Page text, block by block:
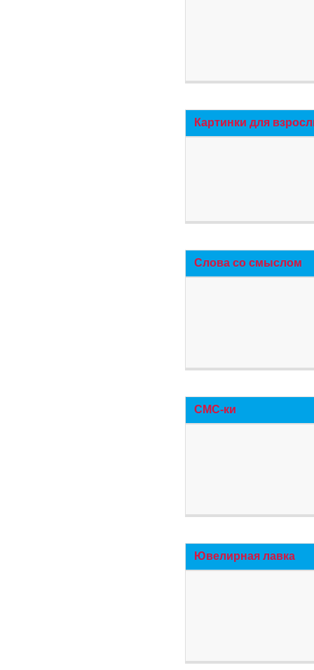
Картинки для
Слова со смыслом
СМС-ки
Ювелирная лавка